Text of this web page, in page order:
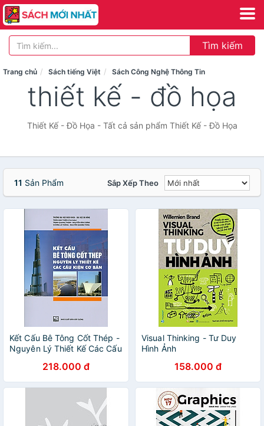
Tìm kiếm
Trang chủ Sách tiếng Việt Sách Công Nghệ Thông Tin
thiết kế - đồ họa
Thiết Kế - Đồ Họa - Tất cả sản phẩm Thiết Kế - Đồ Họa
11 Sản Phẩm Sắp Xếp Theo
Kết Cấu Bê Tông Cốt Thép -
Nguyên Lý Thiết Kế Các Cấu
218.000 đ
Visual Thinking - Tư Duy
Hình Ảnh
158.000 đ